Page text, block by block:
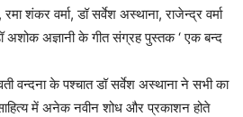
रमा शंकर वर्मा, डॉ सर्वेश अस्थाना, राजेन्द्र वर्मा
अशोक अज्ञानी के गीत संग्रह पुस्तक ‘ एक बन्द
वन्दना के पश्चात डॉ सर्वेश अस्थाना ने सभी का
में अनेक नवीन शोध और प्रकाशन होते